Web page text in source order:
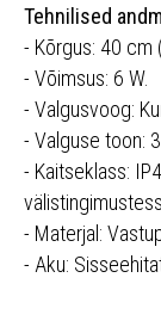
Tehnilised
- Kõrgus: 40 cm
- Võimsus: 6 W.
- Valgusvoog:
- Valguse toon:
- Kaitseklass:
- Materjal:
- Aku: